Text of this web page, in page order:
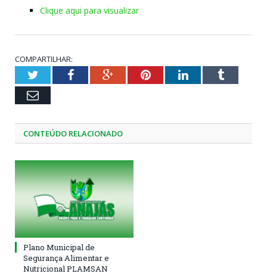
Clique aqui para visualizar
COMPARTILHAR:
TwitterFacebookGoogle+PinterestLinkedInTumblr
Email
CONTEÚDO RELACIONADO
Plano Municipal de
Segurança Alimentar e
Nutricional PLAMSAN